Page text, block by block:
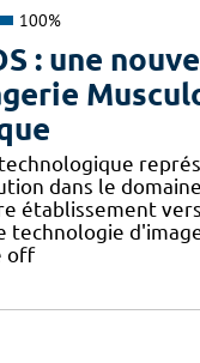
100%
: une
dans le
établissement
technologie
off